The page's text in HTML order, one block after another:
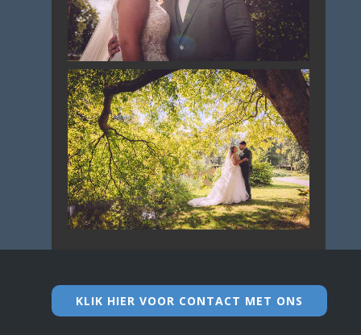
KLIK HIER VOOR CONTACT MET ONS